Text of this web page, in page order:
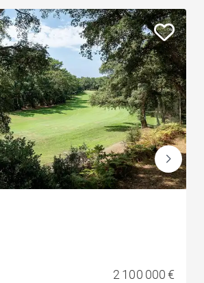
2 100 000 €